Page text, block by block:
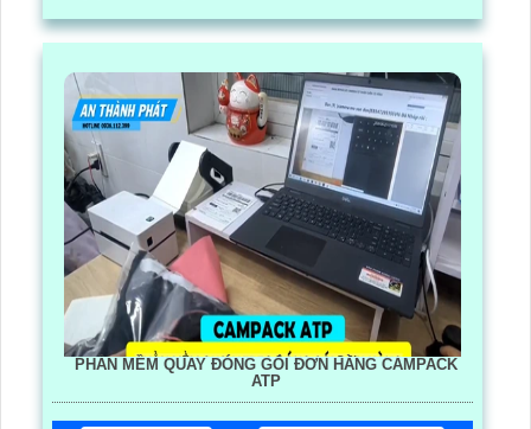
PHẦN MỀM QUAY ĐÓNG GÓI ĐƠN HÀNG CAMPACK
ATP